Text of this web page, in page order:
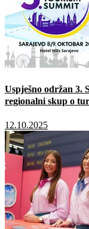
Uspješno održan 3.
regionalni skup o
12.10.2025